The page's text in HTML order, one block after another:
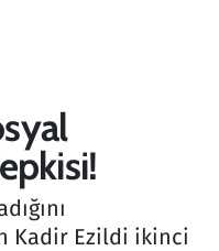
Kadir Ezildi ikinci